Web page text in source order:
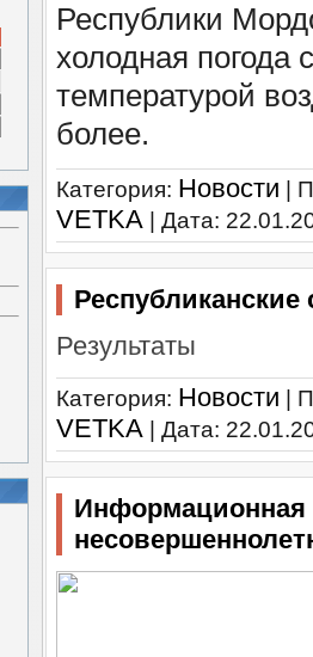
Республики
холодная погода
температурой
более.
Категория: Новости |
VETKA | Дата:
Результаты
Категория: Новости |
VETKA | Дата:
Информационная